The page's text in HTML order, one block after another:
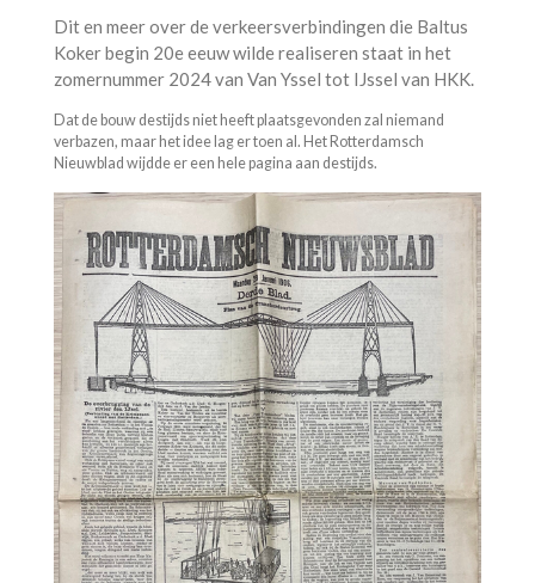
Dit en meer over de verkeersverbindingen die Baltus
Koker begin 20e eeuw wilde realiseren staat in het
zomernummer 2024 van Van Yssel tot IJssel van HKK.
Dat de bouw destijds niet heeft plaatsgevonden zal niemand
verbazen, maar het idee lag er toen al. Het Rotterdamsch
Nieuwblad wijdde er een hele pagina aan destijds.